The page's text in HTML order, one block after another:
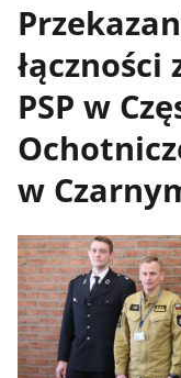
łączności
PSP w
w